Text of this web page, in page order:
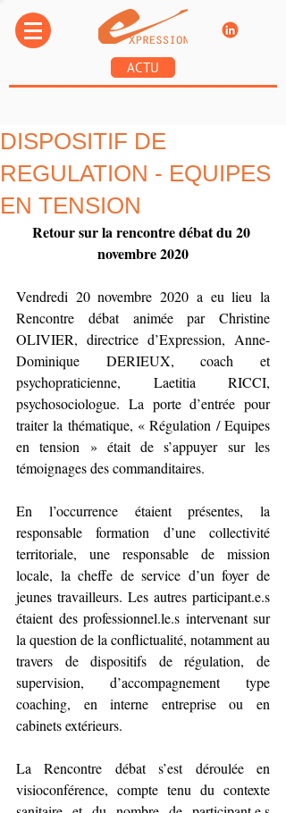
ACTU
DISPOSITIF DE
REGULATION - EQUIPES
EN TENSION
Retour sur la rencontre débat du 20
novembre 2020
Vendredi 20 novembre 2020 a eu lieu la
Rencontre débat animée par Christine
OLIVIER, directrice d’Expression, Anne-
Dominique DERIEUX, coach et
psychopraticienne, Laetitia RICCI,
psychosociologue. La porte d’entrée pour
traiter la thématique, « Régulation / Equipes
en tension » était de s’appuyer sur les
témoignages des commanditaires.
En l’occurrence étaient présentes, la
responsable formation d’une collectivité
territoriale, une responsable de mission
locale, la cheffe de service d’un foyer de
jeunes travailleurs. Les autres participant.e.s
étaient des professionnel.le.s intervenant sur
la question de la conflictualité, notamment au
travers de dispositifs de régulation, de
supervision, d’accompagnement type
coaching, en interne entreprise ou en
cabinets extérieurs.
La Rencontre débat s’est déroulée en
visioconférence, compte tenu du contexte